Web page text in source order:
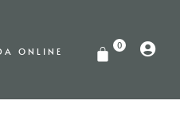
ONLINE 0